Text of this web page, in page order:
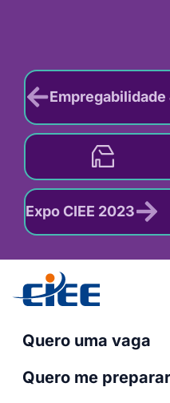
Expo CIEE 2023
Quero uma vaga
Quero me preparar